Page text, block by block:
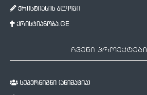
ქრისტიანის ბლოგი
ქრისტიანობა.GE
ჩვენი პროექტები
სუპერწიგნი (ანიმაცია)